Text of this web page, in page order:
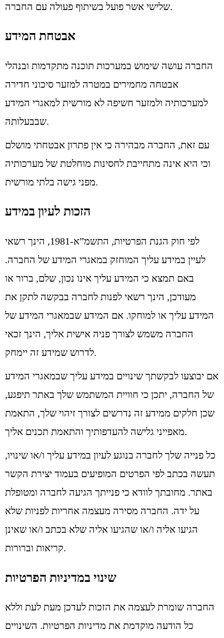
שלישי אשר פועל בשיתוף פעולה עם החברה.
אבטחת המידע
החברה עושה שימוש במערכות תוכנה מתקדמות ובנהלי
אבטחה מחמירים במטרה למזער סיכוני חדירה
למערכותיה ולמזער חשיפה לא מורשית למאגרי המידע
שבבעלותה.
עם זאת, החברה מבהירה כי אין פתרון אבטחתי מושלם
וכי היא אינה מתחייבת לחסינות מוחלטת של מערכותיה
מפני גישה בלתי מורשית.
הזכות לעיון במידע
לפי חוק הגנת הפרטיות, התשמ”א-1981, הינך רשאי
לעיין במידע עליך המוחזק במאגרי המידע של החברה.
באם תמצא כי המידע עליך אינו נכון, שלם, ברור או
מעודכן, הינך רשאי לפנות לחברה בבקשה לתקן את
המידע עליך או למוחקו. אם המידע שבמאגרי המידע של
החברה משמש לצורך פניה אישית אליך, הינך זכאי
לדרוש שמידע זה יימחק.
אם יבוצעו לבקשתך שינויים במידע עליך שבמאגרי המידע
של החברה, יתכן כי חוויית המשתמש שלך באתר תיפגע,
שכן חלקים ממידע זה נדרשים לצורך זיהוי שלך, התאמת
מאפייני גלישה להעדפותיך והתאמת תכנים אליך.
כל פנייה שלך לחברה בנוגע לעיון במידע עליך ו/או שינויו,
תעשה בכתב לפי הפרטים המופיעים בעמוד יצירת הקשר
באתר. מחובתך לוודא כי פנייתך הגיעה לחברה ומטופלת
על ידה. החברה מסירה מעצמה אחריות לפניות שלא
הגיעו אליה ו/או שהגיעו אליה שלא בכתב ו/או שאינן
קריאות וברורות.
שינוי במדיניות הפרטיות
החברה שומרת לעצמה את הזכות לעדכן מעת לעת וללא
כל הודעה מוקדמת את מדיניות הפרטיות. השינויים